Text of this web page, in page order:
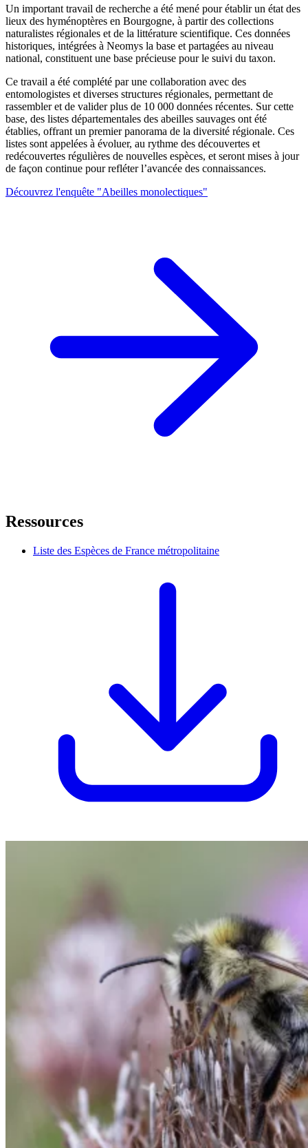
Un important travail de recherche a été mené pour établir un état des
lieux des hyménoptères en Bourgogne, à partir des collections
naturalistes régionales et de la littérature scientifique. Ces données
historiques, intégrées à Neomys la base et partagées au niveau
national, constituent une base précieuse pour le suivi du taxon.
Ce travail a été complété par une collaboration avec des
entomologistes et diverses structures régionales, permettant de
rassembler et de valider plus de 10 000 données récentes. Sur cette
base, des listes départementales des abeilles sauvages ont été
établies, offrant un premier panorama de la diversité régionale. Ces
listes sont appelées à évoluer, au rythme des découvertes et
redécouvertes régulières de nouvelles espèces, et seront mises à jour
de façon continue pour refléter l’avancée des connaissances.
Découvrez l'enquête "Abeilles monolectiques"
Ressources
Liste des Espèces de France métropolitaine